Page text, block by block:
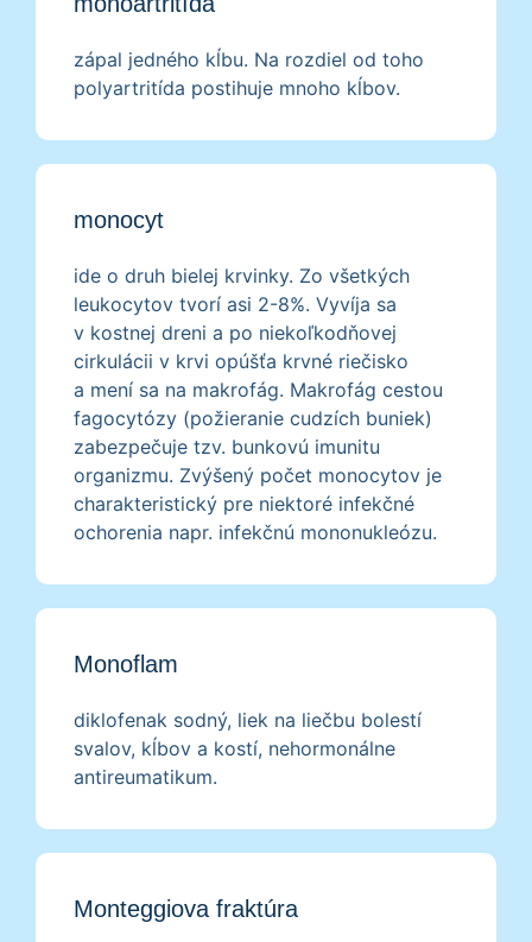
zápal jedného kĺbu. Na rozdiel od toho
polyartritída postihuje mnoho kĺbov.
monocyt
ide o druh bielej krvinky. Zo všetkých
leukocytov tvorí asi 2-8%. Vyvíja sa
v kostnej dreni a po niekoľkodňovej
cirkulácii v krvi opúšťa krvné riečisko
a mení sa na makrofág. Makrofág cestou
fagocytózy (požieranie cudzích buniek)
zabezpečuje tzv. bunkovú imunitu
organizmu. Zvýšený počet monocytov je
charakteristický pre niektoré infekčné
ochorenia napr. infekčnú mononukleózu.
Monoflam
diklofenak sodný, liek na liečbu bolestí
svalov, kĺbov a kostí, nehormonálne
antireumatikum.
Monteggiova fraktúra